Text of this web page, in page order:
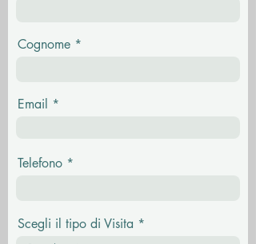
Cognome
Email
Telefono
Scegli il tipo di Visita